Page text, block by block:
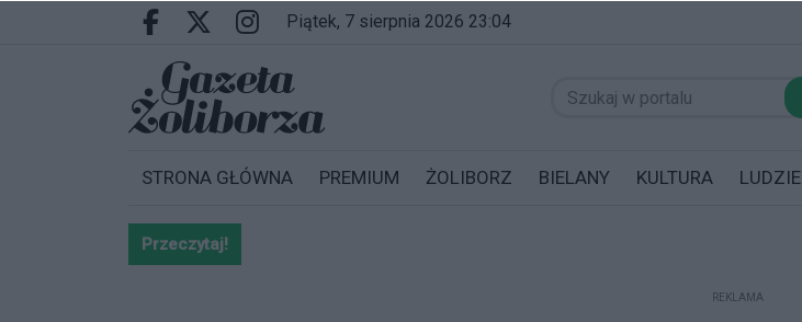
Przejdź do głównych treści
Przejdź do wyszukiwarki
Przejdź do głównego menu
Facebook.com
X.comInstagram.com
piątek, 7 sierpnia 2026 23:04
STRONA GŁÓWNA PREMIUM ŻOLIBORZ BIELANY KULTURA LUDZIE
Przeczytaj!
REKLAMA